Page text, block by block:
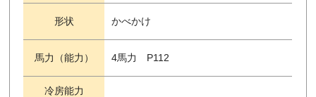
形状 かべかけ
馬力（能力） 4馬力 P112
冷房能力